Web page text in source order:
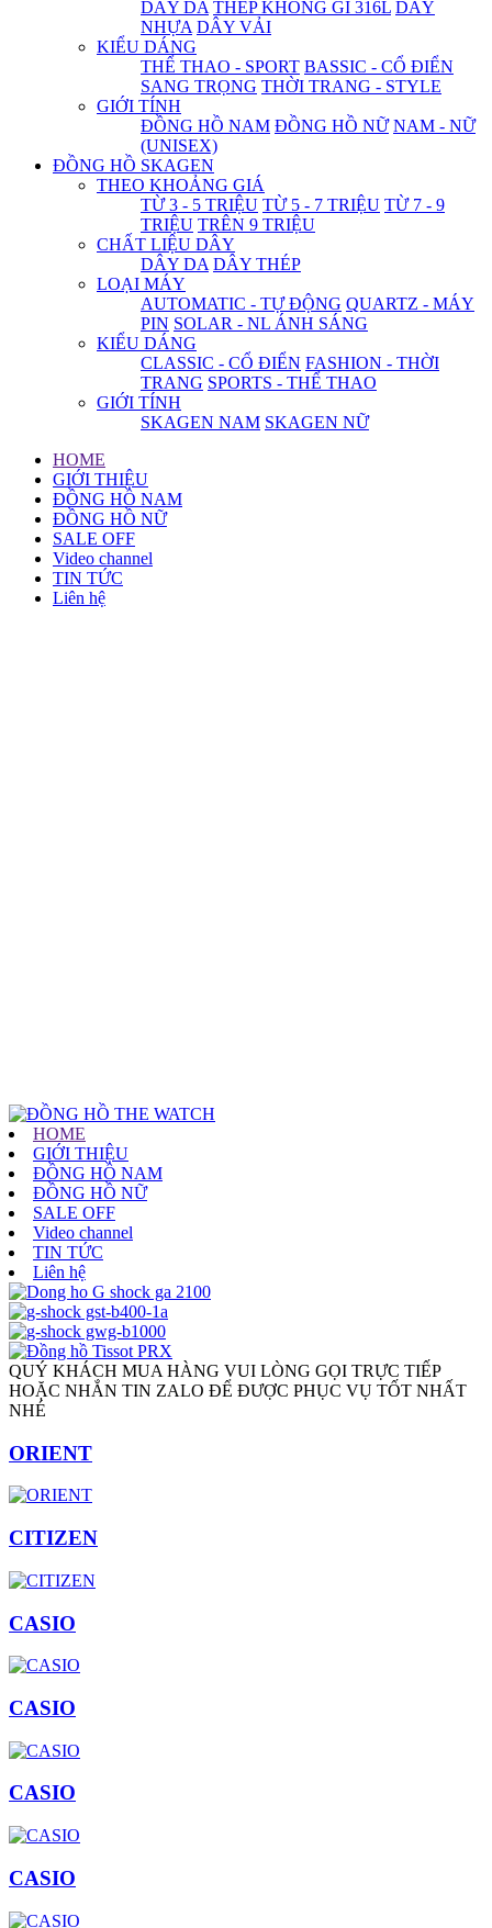
DÂY DA THÉP KHÔNG GỈ 316L DÂY
NHỰA DÂY VẢI
KIỂU DÁNG
THỂ THAO - SPORT BASSIC - CỔ ĐIỂN
SANG TRỌNG THỜI TRANG - STYLE
GIỚI TÍNH
ĐỒNG HỒ NAM ĐỒNG HỒ NỮ NAM - NỮ
(UNISEX)
ĐỒNG HỒ SKAGEN
THEO KHOẢNG GIÁ
TỪ 3 - 5 TRIỆU TỪ 5 - 7 TRIỆU TỪ 7 - 9
TRIỆU TRÊN 9 TRIỆU
CHẤT LIỆU DÂY
DÂY DA DÂY THÉP
LOẠI MÁY
AUTOMATIC - TỰ ĐỘNG QUARTZ - MÁY
PIN SOLAR - NL ÁNH SÁNG
KIỂU DÁNG
CLASSIC - CỔ ĐIỂN FASHION - THỜI
TRANG SPORTS - THỂ THAO
GIỚI TÍNH
SKAGEN NAM SKAGEN NỮ
HOME
GIỚI THIỆU
ĐỒNG HỒ NAM
ĐỒNG HỒ NỮ
SALE OFF
Video channel
TIN TỨC
Liên hệ
HOME
GIỚI THIỆU
ĐỒNG HỒ NAM
ĐỒNG HỒ NỮ
SALE OFF
Video channel
TIN TỨC
Liên hệ
QUÝ KHÁCH MUA HÀNG VUI LÒNG GỌI TRỰC TIẾP
HOẶC NHẮN TIN ZALO ĐỂ ĐƯỢC PHỤC VỤ TỐT NHẤT
NHÉ
ORIENT
CITIZEN
CASIO
CASIO
CASIO
CASIO